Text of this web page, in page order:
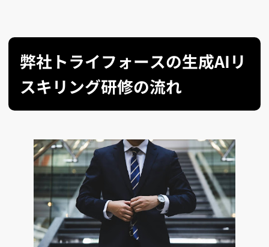
弊社トライフォースの生成AIリ
スキリング研修の流れ